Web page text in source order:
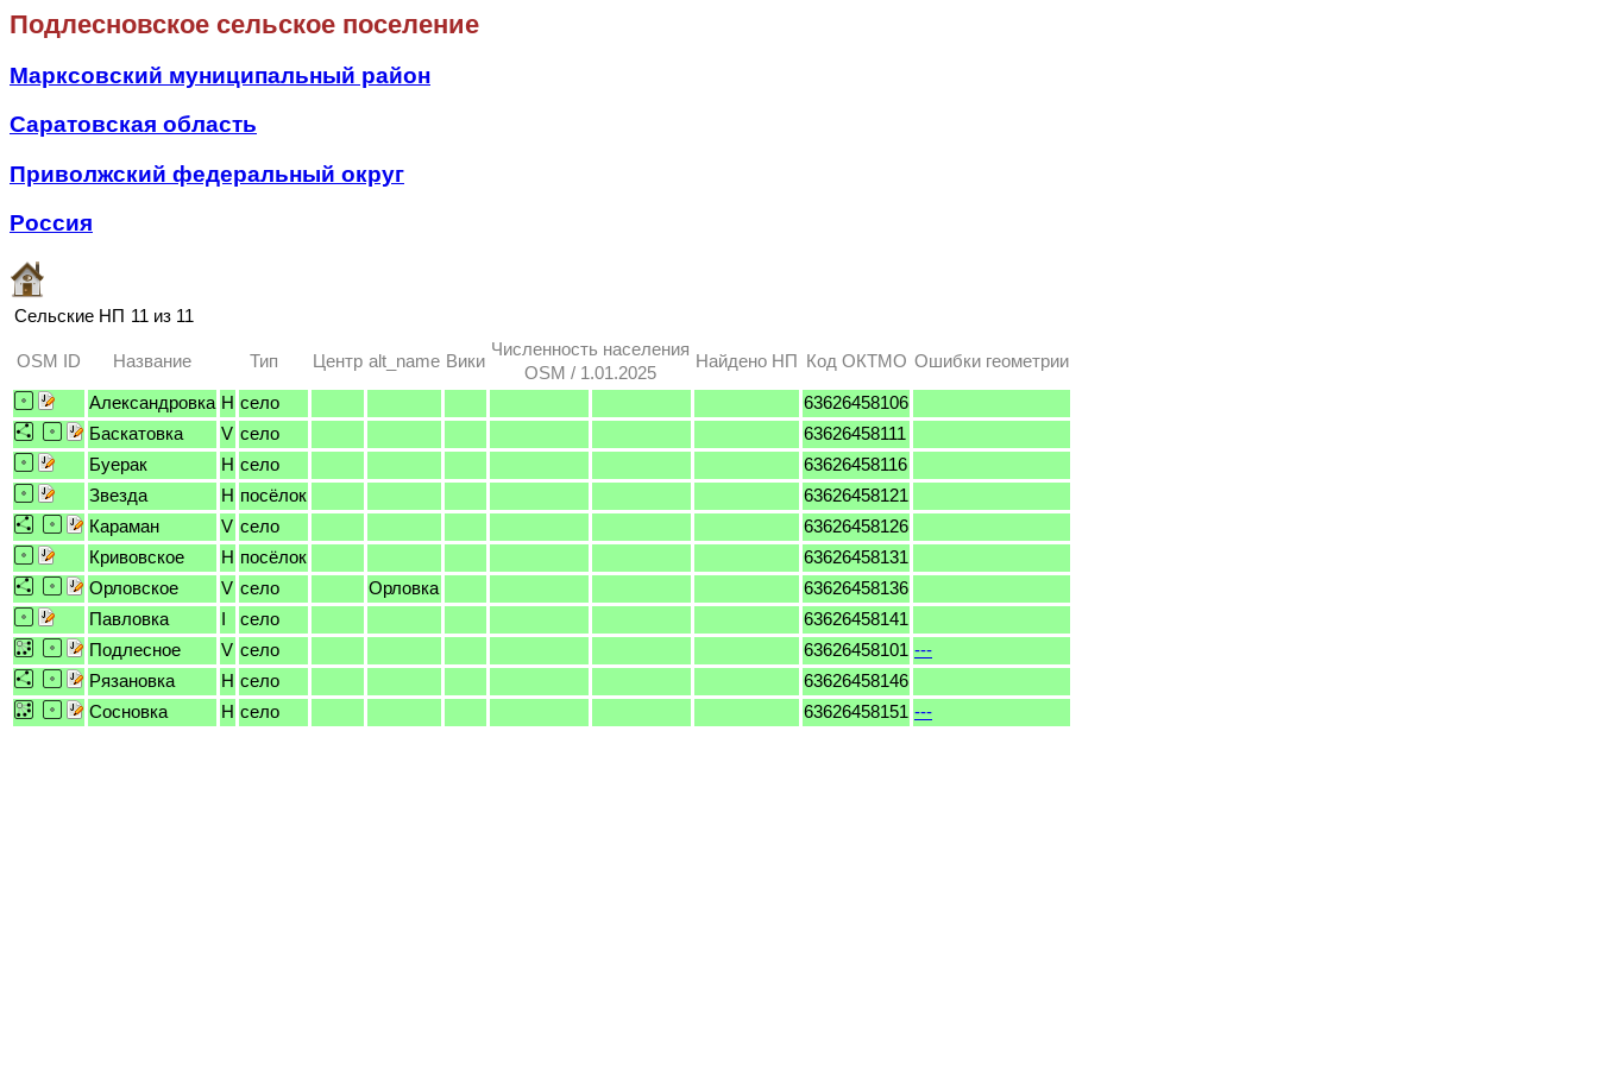
Подлесновское сельское поселение
Марксовский муниципальный район
Саратовская область
Приволжский федеральный округ
Россия
Сельские НП 11 из 11
OSM ID Название Тип Центр alt_name Вики
Численность населения
OSM / 1.01.2025
Найдено НП Код ОКТМО Ошибки геометрии
Александровка H село
63626458106
Баскатовка
V село
63626458111
Буерак
H село
63626458116
Звезда
H посёлок
63626458121
Караман
V село
63626458126
Кривовское
H посёлок
63626458131
Орловское
V село Орловка
63626458136
Павловка
I село
63626458141
Подлесное
V село 63626458101 ---
Рязановка
H село
63626458146
Сосновка
H село 63626458151 ---